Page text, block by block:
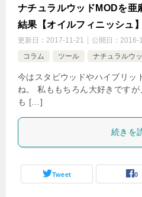
ナチュラルウッドMODを亜
結果【オイルフィニッシュ】
更新日： 2017-11-21 公開日： 2016-
コラム
ツール ナチュラルウ
今はスタビウッドやハイブリッ
ね。 私ももちろん大好きです
も […]
続きを
Tweet 0